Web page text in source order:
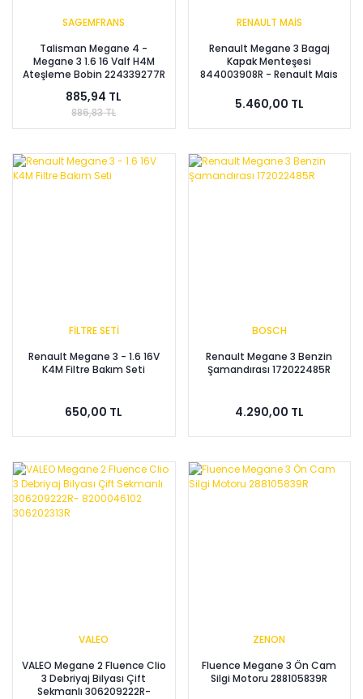
SAGEMFRANS
Talisman Megane 4 -
Megane 3 1.6 16 Valf H4M
Ateşleme Bobin 224339277R
885,94 TL
886,83 TL
RENAULT MAİS
Renault Megane 3 Bagaj
Kapak Menteşesi
844003908R - Renault Mais
5.460,00 TL
FİLTRE SETİ
Renault Megane 3 - 1.6 16V
K4M Filtre Bakım Seti
650,00 TL
BOSCH
Renault Megane 3 Benzin
Şamandırası 172022485R
4.290,00 TL
VALEO
VALEO Megane 2 Fluence Clio
3 Debriyaj Bilyası Çift
Sekmanlı 306209222R-
ZENON
Fluence Megane 3 Ön Cam
Silgi Motoru 288105839R